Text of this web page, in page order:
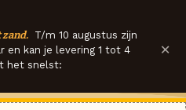
zand. T/m 10 augustus zijn
en kan je levering 1 tot 4
het snelst:
×